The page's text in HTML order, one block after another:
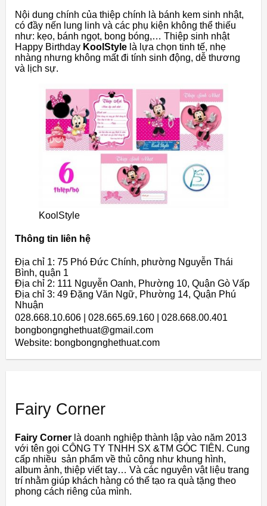
Nội dung chính của thiệp chính là bánh kem sinh nhật,
có đầy nến lung linh và các phụ kiện không thể thiếu
như: kẹo, bánh ngọt, bong bóng,… Thiệp sinh nhật
Happy Birthday KoolStyle là lựa chọn tinh tế, nhẹ
nhàng nhưng không mất đi tính sinh động, dễ thương
và lịch sự.
KoolStyle
Thông tin liên hệ
Địa chỉ 1: 75 Phó Đức Chính, phường Nguyễn Thái
Bình, quận 1
Địa chỉ 2: 111 Nguyễn Oanh, Phường 10, Quận Gò Vấp
Địa chỉ 3: 49 Đặng Văn Ngữ, Phường 14, Quận Phú
Nhuận
028.668.10.606 | 028.665.69.160 | 028.668.00.401
bongbongnghethuat@gmail.com
Website: bongbongnghethuat.com
Fairy Corner
Fairy Corner là doanh nghiệp thành lập vào năm 2013
với tên gọi CÔNG TY TNHH SX &TM GÓC TIÊN. Cung
cấp nhiều sản phẩm về thủ công như khung hình,
album ảnh, thiệp viết tay… Và các nguyên vật liệu trang
trí nhằm giúp khách hàng có thể tạo ra quà tặng theo
phong cách riêng của mình.